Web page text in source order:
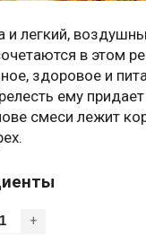
и легкий,
в этом
здоровое и
ему
смеси лежит
+